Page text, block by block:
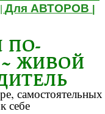
|Для АВТОРОВ
ПО-
ЖИВОЙ
самостоятельных
себе